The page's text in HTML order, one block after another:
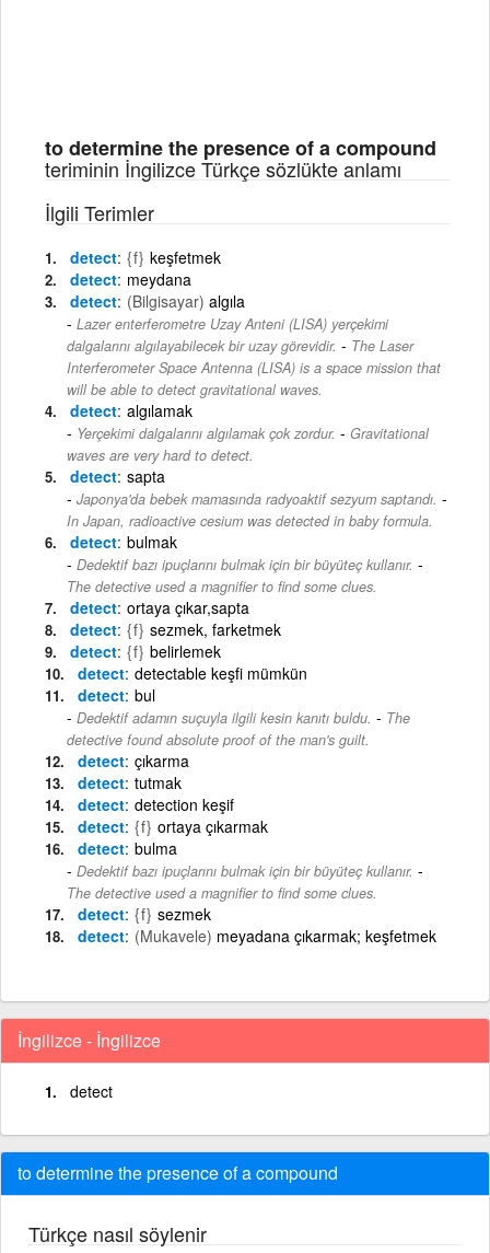
to determine the presence of a compound
teriminin İngilizce Türkçe sözlükte anlamı
İlgili Terimler
detect {f} keşfetmek
detect meydana
detect (Bilgisayar) algıla
Lazer enterferometre Uzay Anteni (LISA) yerçekimi
dalgalarını algılayabilecek bir uzay görevidir. - The Laser
Interferometer Space Antenna (LISA) is a space mission that
will be able to detect gravitational waves.
detect algılamak
Yerçekimi dalgalarını algılamak çok zordur. - Gravitational
waves are very hard to detect.
detect sapta
Japonya'da bebek mamasında radyoaktif sezyum saptandı. -
In Japan, radioactive cesium was detected in baby formula.
detect bulmak
Dedektif bazı ipuçlarını bulmak için bir büyüteç kullanır. -
The detective used a magnifier to find some clues.
detect ortaya çıkar,sapta
detect {f} sezmek, farketmek
detect {f} belirlemek
detect detectable keşfi mümkün
detect bul
Dedektif adamın suçuyla ilgili kesin kanıtı buldu. - The
detective found absolute proof of the man's guilt.
detect çıkarma
detect tutmak
detect detection keşif
detect {f} ortaya çıkarmak
detect bulma
Dedektif bazı ipuçlarını bulmak için bir büyüteç kullanır. -
The detective used a magnifier to find some clues.
detect {f} sezmek
detect (Mukavele) meyadana çıkarmak; keşfetmek
İngilizce - İngilizce
detect
to determine the presence of a compound
Türkçe nasıl söylenir